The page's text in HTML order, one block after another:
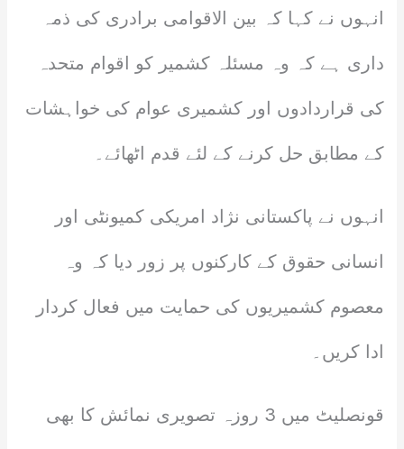
انہوں نے کہا کہ بین الاقوامی برادری کی ذمہ
داری ہے کہ وہ مسئلہ کشمیر کو اقوام متحدہ
کی قراردادوں اور کشمیری عوام کی خواہشات
کے مطابق حل کرنے کے لئے قدم اٹھائے۔
انہوں نے پاکستانی نژاد امریکی کمیونٹی اور
انسانی حقوق کے کارکنوں پر زور دیا کہ وہ
معصوم کشمیریوں کی حمایت میں فعال کردار
ادا کریں۔
‎قونصلیٹ میں 3 روزہ تصویری نمائش کا بھی